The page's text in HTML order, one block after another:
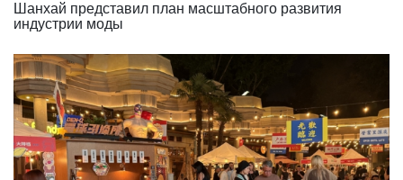
Шанхай представил план масштабного развития
индустрии моды